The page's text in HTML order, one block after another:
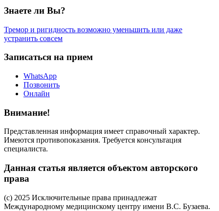
Знаете ли Вы?
Тремор и ригидность возможно уменьшить или даже
устранить совсем
Записаться на прием
WhatsApp
Позвонить
Онлайн
Внимание!
Представленная информация имеет справочный характер.
Имеются противопоказания. Требуется консультация
специалиста.
Данная статья является объектом авторского
права
(c) 2025 Исключительные права принадлежат
Международному медицинскому центру имени В.С. Бузаева.